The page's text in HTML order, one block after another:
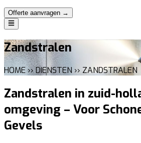
Offerte aanvragen →
Zandstralen
HOME ›› DIENSTEN ›› ZANDSTRALEN
Zandstralen in zuid-
omgeving – Voor
Gevels